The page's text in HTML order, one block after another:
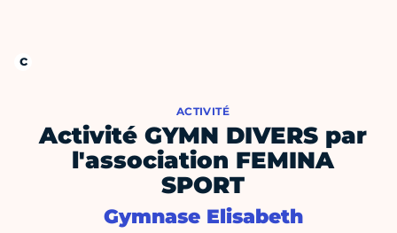
ACTIVITÉ
Activité GYMN DIVERS par
l'association FEMINA
SPORT
Gymnase Elisabeth